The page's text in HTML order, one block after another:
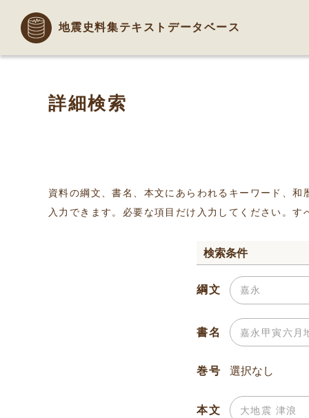
地震史料集テキストデータベース
詳細検索
資料の綱文、書名、本文にあらわれるキーワード、
入力できます。必要な項目だけ入力してください。
検索条件
綱文
書名
巻号
本文